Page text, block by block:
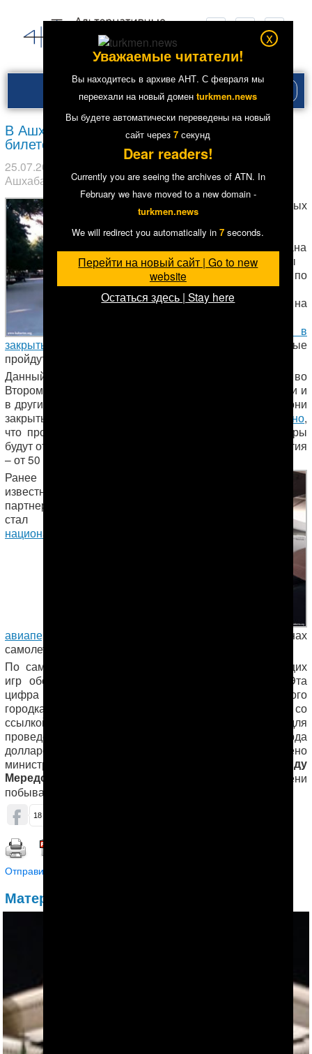
меню
В Ашхабаде появились кассы по продаже
билетов на Азиаду
25.07.2017
Ашхабад
1
5191
В разных
столицы
Туркменистана
установлены
кассы по
продаже
билетов на
игры в
закрытых помещениях и по боевым искусствам
, которые
пройдут в сентябре.
Данный снимок был сделан корреспондентом АНТ во
Втором парке
, но подобные будки поставили и
в других местах массового скопления горожан. Пока они
закрыты. На сайте исполкома игр
расплывчато сказано,
что продажа билетов начнется «летом». Цены на игры
будут от 7 до 10 манатов, а место на церемонии открытия
– от 50 до 500 манатов.
Ранее стало
известно, что
партнером игр
стал
национальный
авиаперевозчик «Туркменховаёллары»
. В салонах
самолетов наклеены стикеры, посвященные Азиаде.
По самым скромным подсчетам, 10 дней предстоящих
игр обошлись казне в 7.2 миллиарда долларов. Эта
цифра включает в себя строительство олимпийского
городка и нового аэропорта. Независимые СМИ, со
ссылкой на собственные источники,
, что для
проведения игр требуется дополнительно 1.5 миллиарда
долларов. По их данным, изыскать эти средства поручено
министру иностранных дел Туркменистана
Рашиду
Мередову
, который в течение короткого времени
побывал с рабочим визитом в разных странах СНГ.
18
Отправить другу
Материалы по теме:
x
Уважаемые читатели!
Вы находитесь в архиве АНТ. С февраля мы
переехали на новый доменturkmen.news
Вы будете автоматически переведены на новый
сайт через7 секунд
Dear readers!
Currently you are seeing the archives of ATN. In
February we have moved to a new domain -
turkmen.news
We will redirect you automatically in7 seconds.
Перейти на новый сайт | Go to new
website
Остаться здесь | Stay here